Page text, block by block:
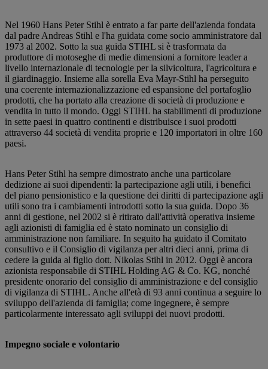
Nel 1960 Hans Peter Stihl è entrato a far parte dell'azienda fondata
dal padre Andreas Stihl e l'ha guidata come socio amministratore dal
1973 al 2002. Sotto la sua guida STIHL si è trasformata da
produttore di motoseghe di medie dimensioni a fornitore leader a
livello internazionale di tecnologie per la silvicoltura, l'agricoltura e
il giardinaggio. Insieme alla sorella Eva Mayr-Stihl ha perseguito
una coerente internazionalizzazione ed espansione del portafoglio
prodotti, che ha portato alla creazione di società di produzione e
vendita in tutto il mondo. Oggi STIHL ha stabilimenti di produzione
in sette paesi in quattro continenti e distribuisce i suoi prodotti
attraverso 44 società di vendita proprie e 120 importatori in oltre 160
paesi.
Hans Peter Stihl ha sempre dimostrato anche una particolare
dedizione ai suoi dipendenti: la partecipazione agli utili, i benefici
del piano pensionistico e la questione dei diritti di partecipazione agli
utili sono tra i cambiamenti introdotti sotto la sua guida. Dopo 36
anni di gestione, nel 2002 si è ritirato dall'attività operativa insieme
agli azionisti di famiglia ed è stato nominato un consiglio di
amministrazione non familiare. In seguito ha guidato il Comitato
consultivo e il Consiglio di vigilanza per altri dieci anni, prima di
cedere la guida al figlio dott. Nikolas Stihl in 2012. Oggi è ancora
azionista responsabile di STIHL Holding AG & Co. KG, nonché
presidente onorario del consiglio di amministrazione e del consiglio
di vigilanza di STIHL. Anche all'età di 93 anni continua a seguire lo
sviluppo dell'azienda di famiglia; come ingegnere, è sempre
particolarmente interessato agli sviluppi dei nuovi prodotti.
Impegno sociale e volontario